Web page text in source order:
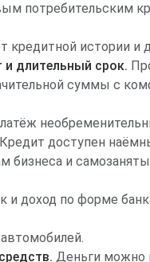
потребительским
кредитной истории и
длительный срок.
суммы с
Кредит доступен
бизнеса и
и доход по форме
Деньги можно